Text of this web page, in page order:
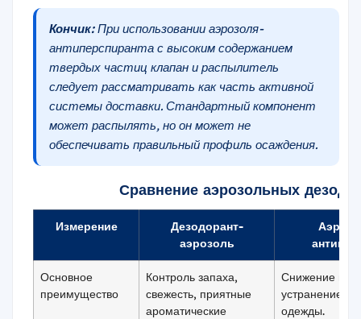
Кончик:При использовании аэрозоля-
антиперспиранта с высоким содержанием
твердых частиц клапан и распылитель
следует рассматривать как часть активной
системы доставки. Стандартный компонент
может распылять, но он может не
обеспечивать правильный профиль осаждения.
Сравнение аэрозольных
Измерение
Дезодорант-
аэрозоль
Основное
преимущество
Контроль запаха,
свежесть, приятные
ароматические
Снижение
устранение
одежды.